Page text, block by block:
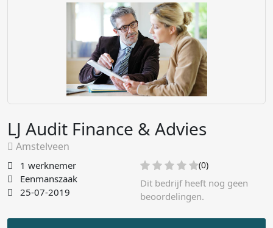
LJ Audit Finance & Advies
Amstelveen
1 werknemer
Eenmanszaak
25-07-2019
(0)
Dit bedrijf heeft nog geen
beoordelingen.